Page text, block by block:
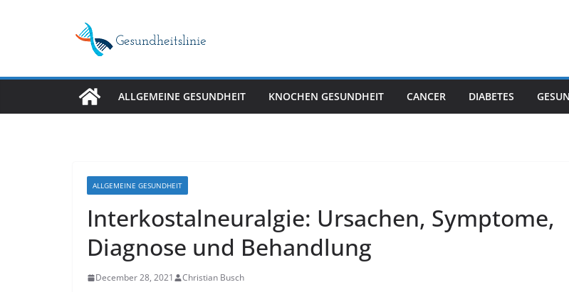
ALLGEMEINE GESUNDHEIT KNOCHEN GESUNDHEIT CANCER DIABETES
ALLGEMEINE GESUNDHEIT
Interkostalneuralgie: Ursachen, Symptome,
Diagnose und Behandlung
December 28, 2021 Christian Busch